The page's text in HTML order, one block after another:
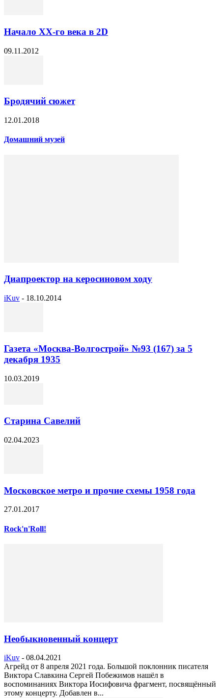
Начало XX-го века в 2D
09.11.2012
Бродячий сюжет
12.01.2018
Домашний музей
Диапроектор на керосиновом ходу
iKuv - 18.10.2014
Газета «Москва-Волгострой» №93 (167) за 5
декабря 1935
10.03.2019
Старина Савелий
02.04.2023
Московское метро и прочие схемы 1958 года
27.01.2017
Rock'n'Roll!
Необыкновенный концерт
iKuv - 08.04.2021
Агрейд от 8 апреля 2021 года. Большой поклонник писателя
Виктора Славкина Сергей Побежимов нашёл в
воспоминаниях Виктора Иосифовича фрагмент, посвящённый
этому концерту. Добавлен в...